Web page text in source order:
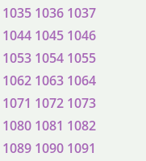
1035 1036 1037
1044 1045 1046
1053 1054 1055
1062 1063 1064
1071 1072 1073
1080 1081 1082
1089 1090 1091